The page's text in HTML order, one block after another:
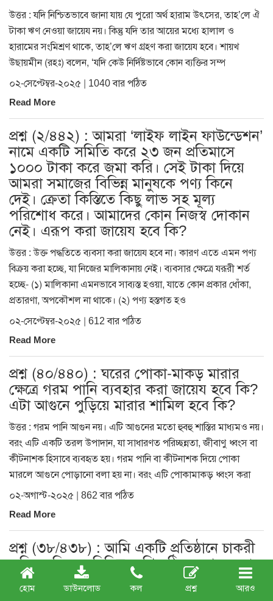
হোম ডাউনলোড কল প্রশ্ন আরও
উত্তর : যদি নিশ্চিতভাবে জানা যায় যে পুরো অর্থ হারাম উৎসের, তাহ’লে ঐ
টাকা ঋণ নেওয়া জায়েয নয়। কিন্তু যদি তার আয়ের মধ্যে হালাল ও
হারামের সংমিশ্রণ থাকে, তাহ’লে ঋণ গ্রহণ করা জায়েয হবে। শায়খ
উছায়মীন (রহঃ) বলেন, ‘যদি কেউ নির্দিষ্টভাবে কোন ব্যক্তির সম্প
০২-সেপ্টেম্বর-২০২৫ | 1040 বার পঠিত
Read More
প্রশ্ন (২/৪৪২) : আমরা ‘লাইফ লাইন ফাউন্ডেশন’
নামে একটি সমিতি করে ২৩ জন প্রতিমাসে
১০০০ টাকা করে জমা করি। সেই টাকা দিয়ে
আমরা সমাজের বিভিন্ন মানুষকে পণ্য কিনে
দেই। ক্রেতা কিস্তিতে কিছু লাভ সহ মূল্য
পরিশোধ করে। আমাদের কোন নিজস্ব দোকান
নেই। এরূপ করা জায়েয হবে কি?
উত্তর : উক্ত পদ্ধতিতে ব্যবসা করা জায়েয হবে না। কারণ এতে এমন পণ্য
বিক্রয় করা হচ্ছে, যা নিজের মালিকানায় নেই। ব্যবসার ক্ষেত্রে যরূরী শর্ত
হচ্ছে- (১) মালিকানা এমনভাবে সাব্যস্ত হওয়া, যাতে কোন প্রকার ধোঁকা,
প্রতারণা, অপকৌশল না থাকে। (২) পণ্য হস্তগত হও
০২-সেপ্টেম্বর-২০২৫ | 612 বার পঠিত
Read More
প্রশ্ন (৪০/৪৪০) : ঘরের পোকা-মাকড় মারার
ক্ষেত্রে গরম পানি ব্যবহার করা জায়েয হবে কি?
এটা আগুনে পুড়িয়ে মারার শামিল হবে কি?
উত্তর : গরম পানি আগুন নয়। এটি আগুনের মতো হুবহু শাস্তির মাধ্যমও নয়।
বরং এটি একটি তরল উপাদান, যা সাধারণত পরিচ্ছন্নতা, জীবাণু ধ্বংস বা
কীটনাশক হিসাবে ব্যবহৃত হয়। গরম পানি বা কীটনাশক দিয়ে পোকা
মারলে আগুনে পোড়ানো বলা হয় না। বরং এটি পোকামাকড় ধ্বংস করা
০২-অগাস্ট-২০২৫ | 862 বার পঠিত
Read More
প্রশ্ন (৩৮/৪৩৮) : আমি একটি প্রতিষ্ঠানে চাকরী
করি। অফিসের বিভিন্ন মেশিন ঠিক করার দরপত্র
আসে বিভিন্ন কোম্পানী থেকে। আমি এই দরদাম
সম্পর্কিত তথ্য একজন ছোট ব্যবসায়ীকে জানিয়ে